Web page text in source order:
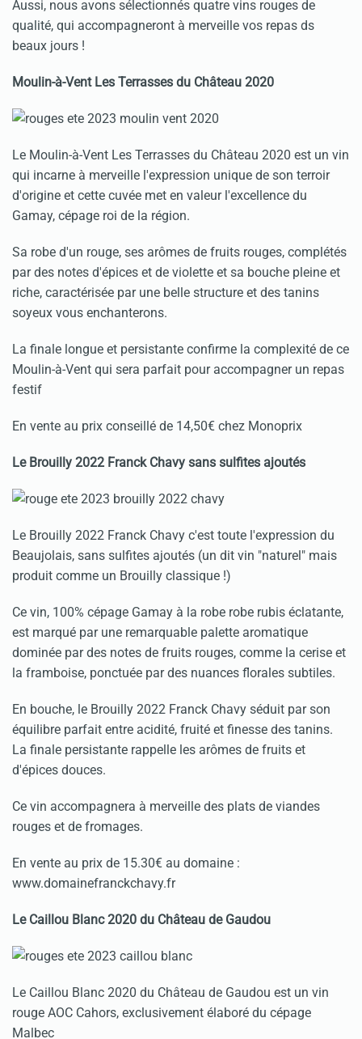
Aussi, nous avons sélectionnés quatre vins rouges de
qualité, qui accompagneront à merveille vos repas ds
beaux jours !
Moulin-à-Vent Les Terrasses du Château 2020
Le Moulin-à-Vent Les Terrasses du Château 2020 est un vin
qui incarne à merveille l'expression unique de son terroir
d'origine et cette cuvée met en valeur l'excellence du
Gamay, cépage roi de la région.
Sa robe d'un rouge, ses arômes de fruits rouges, complétés
par des notes d'épices et de violette et sa bouche pleine et
riche, caractérisée par une belle structure et des tanins
soyeux vous enchanterons.
La finale longue et persistante confirme la complexité de ce
Moulin-à-Vent qui sera parfait pour accompagner un repas
festif
En vente au prix conseillé de 14,50€ chez Monoprix
Le Brouilly 2022 Franck Chavy sans sulfites ajoutés
Le Brouilly 2022 Franck Chavy c'est toute l'expression du
Beaujolais, sans sulfites ajoutés (un dit vin "naturel" mais
produit comme un Brouilly classique !)
Ce vin, 100% cépage Gamay à la robe robe rubis éclatante,
est marqué par une remarquable palette aromatique
dominée par des notes de fruits rouges, comme la cerise et
la framboise, ponctuée par des nuances florales subtiles.
En bouche, le Brouilly 2022 Franck Chavy séduit par son
équilibre parfait entre acidité, fruité et finesse des tanins.
La finale persistante rappelle les arômes de fruits et
d'épices douces.
Ce vin accompagnera à merveille des plats de viandes
rouges et de fromages.
En vente au prix de 15.30€ au domaine :
www.domainefranckchavy.fr
Le Caillou Blanc 2020 du Château de Gaudou
Le Caillou Blanc 2020 du Château de Gaudou est un vin
rouge AOC Cahors, exclusivement élaboré du cépage
Malbec